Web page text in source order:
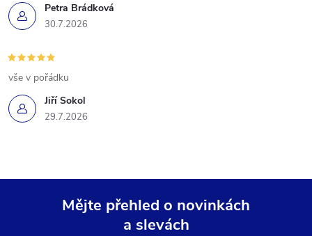
Petra Brádková
30.7.2026
Jiří Sokol
29.7.2026
vše v pořádku
Mějte přehled o novinkách
a slevách